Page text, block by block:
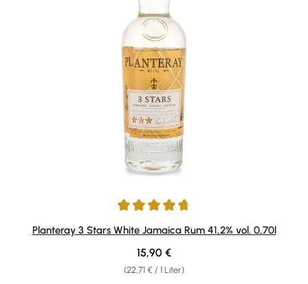
Durchschnittliche Bewertung von 4.83 von 5 Sternen
Planteray 3 Stars White Jamaica Rum 41,2% vol. 0,70l
(22,71 € / 1 Liter)
Regulärer Preis:
15,90 €